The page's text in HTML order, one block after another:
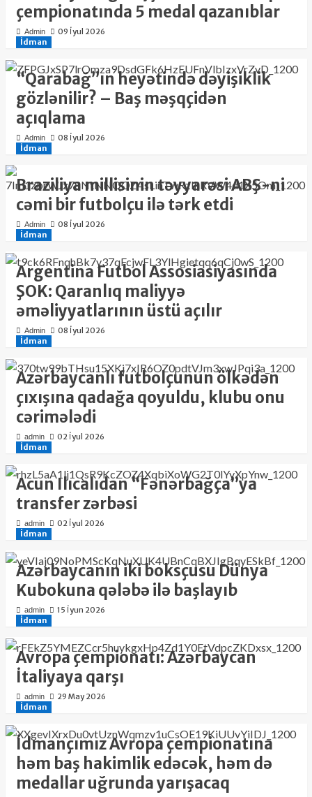
çempionatında 5 medal qazanıblar
Admin
09 İyul 2026
İdman
“Qarabağ”ın heyətində dəyişiklik
gözlənilir? – Baş məşqçidən
açıqlama
Admin
08 İyul 2026
İdman
Braziliya millisinin təyyarəsi ABŞ-ni
cəmi bir futbolçu ilə tərk etdi
Admin
08 İyul 2026
İdman
Argentina Futbol Assosiasiyasında
ŞOK: Qaranlıq maliyyə
əməliyyatlarının üstü açılır
Admin
08 İyul 2026
İdman
Azərbaycanlı futbolçunun ölkədən
çıxışına qadağa qoyuldu, klubu onu
cərimələdi
admin
02 İyul 2026
İdman
Acun Ilıcalıdan “Fənərbağça”ya
transfer zərbəsi
admin
02 İyul 2026
İdman
Azərbaycanın iki boksçusu Dünya
Kubokuna qələbə ilə başlayıb
admin
15 İyun 2026
İdman
Avropa çempionatı: Azərbaycan
İtaliyaya qarşı
admin
29 May 2026
İdman
İdmançımız Avropa çempionatına
həm baş hakimlik edəcək, həm də
medallar uğrunda yarışacaq